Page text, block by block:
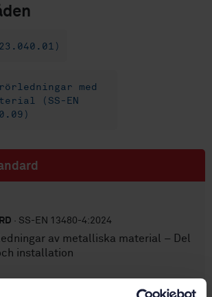
med
(SS-EN
· SS-EN 13480-4:2024
av metalliska material – Del
installation